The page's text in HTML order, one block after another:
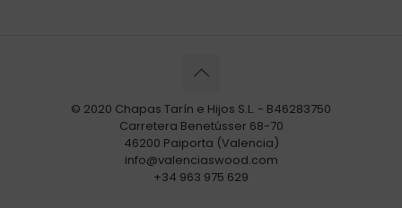
© 2020 Chapas Tarín e Hijos S.L. - B46283750
Carretera Benetússer 68-70
46200 Paiporta (Valencia)
info@valenciaswood.com
+34 963 975 629